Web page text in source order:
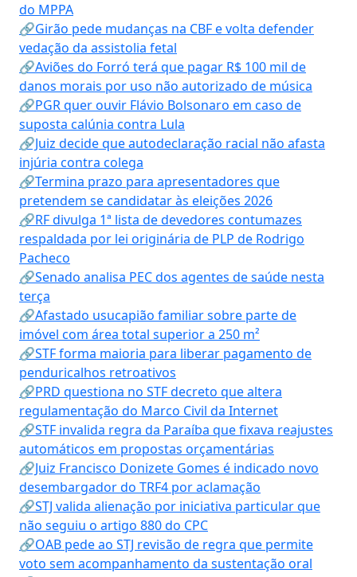
do MPPA
🔗Girão pede mudanças na CBF e volta defender
vedação da assistolia fetal
🔗Aviões do Forró terá que pagar R$ 100 mil de
danos morais por uso não autorizado de música
🔗PGR quer ouvir Flávio Bolsonaro em caso de
suposta calúnia contra Lula
🔗Juiz decide que autodeclaração racial não afasta
injúria contra colega
🔗Termina prazo para apresentadores que
pretendem se candidatar às eleições 2026
🔗RF divulga 1ª lista de devedores contumazes
respaldada por lei originária de PLP de Rodrigo
Pacheco
🔗Senado analisa PEC dos agentes de saúde nesta
terça
🔗Afastado usucapião familiar sobre parte de
imóvel com área total superior a 250 m²
🔗STF forma maioria para liberar pagamento de
penduricalhos retroativos
🔗PRD questiona no STF decreto que altera
regulamentação do Marco Civil da Internet
🔗STF invalida regra da Paraíba que fixava reajustes
automáticos em propostas orçamentárias
🔗Juiz Francisco Donizete Gomes é indicado novo
desembargador do TRF4 por aclamação
🔗STJ valida alienação por iniciativa particular que
não seguiu o artigo 880 do CPC
🔗OAB pede ao STJ revisão de regra que permite
voto sem acompanhamento da sustentação oral